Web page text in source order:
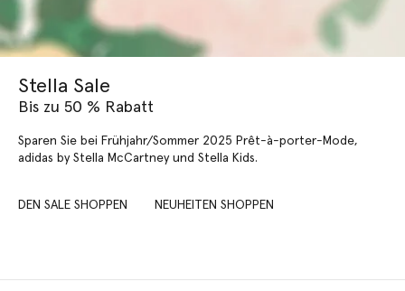
Stella Sale
Bis zu 50 % Rabatt
Sparen Sie bei Frühjahr/Sommer 2025 Prêt-à-porter-Mode,
adidas by Stella McCartney und Stella Kids.
DEN SALE SHOPPEN NEUHEITEN SHOPPEN